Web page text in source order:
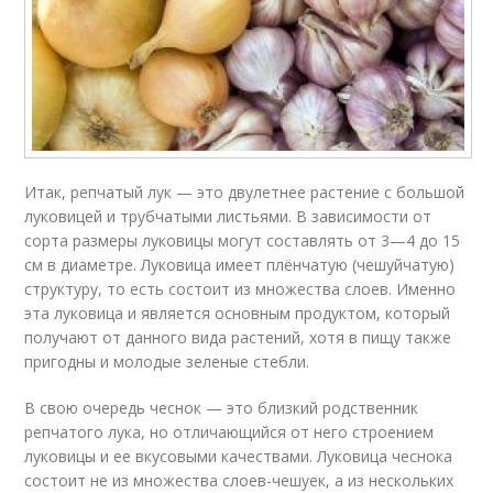
Итак, репчатый лук — это двулетнее растение с большой
луковицей и трубчатыми листьями. В зависимости от
сорта размеры луковицы могут составлять от 3—4 до 15
см в диаметре. Луковица имеет плёнчатую (чешуйчатую)
структуру, то есть состоит из множества слоев. Именно
эта луковица и является основным продуктом, который
получают от данного вида растений, хотя в пищу также
пригодны и молодые зеленые стебли.
В свою очередь чеснок — это близкий родственник
репчатого лука, но отличающийся от него строением
луковицы и ее вкусовыми качествами. Луковица чеснока
состоит не из множества слоев-чешуек, а из нескольких